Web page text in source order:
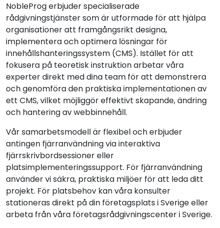
NobleProg erbjuder specialiserade
rådgivningstjänster som är utformade för att hjälpa
organisationer att framgångsrikt designa,
implementera och optimera lösningar för
innehållshanteringssystem (CMS). Istället för att
fokusera på teoretisk instruktion arbetar våra
experter direkt med dina team för att demonstrera
och genomföra den praktiska implementationen av
ett CMS, vilket möjliggör effektivt skapande, ändring
och hantering av webbinnehåll.
Vår samarbetsmodell är flexibel och erbjuder
antingen fjärranvändning via interaktiva
fjärrskrivbordsessioner eller
platsimplementeringssupport. För fjärranvändning
använder vi säkra, praktiska miljöer för att leda ditt
projekt. För platsbehov kan våra konsulter
stationeras direkt på din företagsplats i Sverige eller
arbeta från våra företagsrådgivningscenter i Sverige.